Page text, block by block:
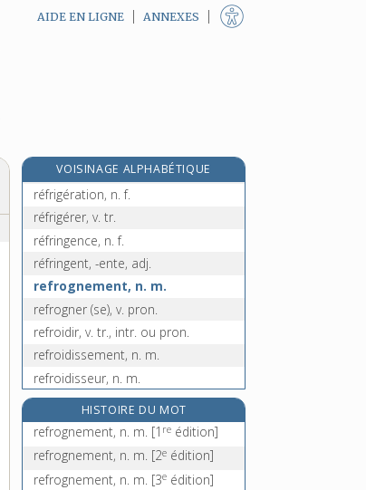
AIDE EN LIGNE ANNEXES
VOISINAGE ALPHABÉTIQUE
réfrigératif, ive, adj.[7eédition]
réfrigération, n. f.
réfrigérer, v. tr.
réfringence, n. f.
réfringent, -ente, adj.
refrognement, n. m.
refrogner (se), v. pron.
refroidir, v. tr., intr. ou pron.
refroidissement, n. m.
refroidisseur, n. m.
refuge, n. m.
réfugié, -ée, n.
réfugier (se), v. pron.
HISTOIRE DU MOT
refrognement, n. m. [1 re édition]
refrognement, n. m. [2e édition]
refrognement, n. m. [3e édition]